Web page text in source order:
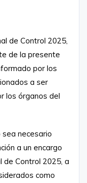
de Control 2025,
de la presente
por los
a ser
los órganos del
sea necesario
a un encargo
de Control 2025, a
como